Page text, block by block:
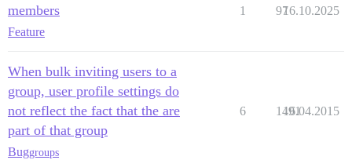
members
Feature
1 9716.10.2025
When bulk inviting users to a
group, user profile settings do
not reflect the fact that the are
part of that group
Buggroups
6 1491
16.04.2015